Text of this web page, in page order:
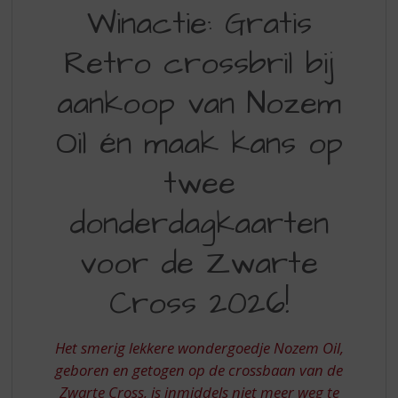
GRATIS
RETRO
CROSSBRIL
OF
MAAK
ZWARTE
CROSS
KAARTEN
AANKOOP
VAN
Winactie: Gratis
Retro crossbril bij
aankoop van Nozem
Oil én maak kans op
twee
donderdagkaarten
voor de Zwarte
Cross 2026!
Het smerig lekkere wondergoedje Nozem Oil,
geboren en getogen op de crossbaan van de
Zwarte Cross, is inmiddels niet meer weg te